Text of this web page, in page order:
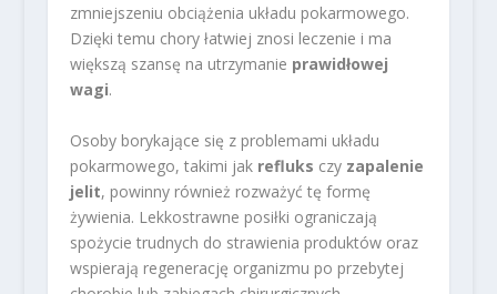
zmniejszeniu obciążenia układu pokarmowego.
Dzięki temu chory łatwiej znosi leczenie i ma
większą szansę na utrzymanie prawidłowej
wagi.
Osoby borykające się z problemami układu
pokarmowego, takimi jak refluks czy zapalenie
jelit, powinny również rozważyć tę formę
żywienia. Lekkostrawne posiłki ograniczają
spożycie trudnych do strawienia produktów oraz
wspierają regenerację organizmu po przebytej